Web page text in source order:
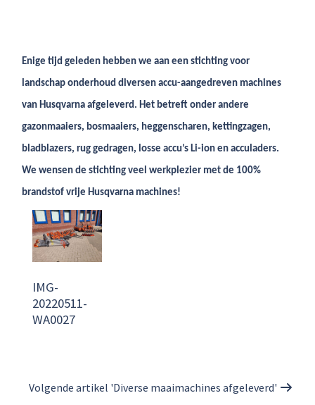
Enige tijd geleden hebben we aan een stichting voor
landschap onderhoud diversen accu-aangedreven machines
van Husqvarna afgeleverd. Het betreft onder andere
gazonmaaiers, bosmaaiers, heggenscharen, kettingzagen,
bladblazers, rug gedragen, losse accu’s Li-ion en acculaders.
We wensen de stichting veel werkplezier met de 100%
brandstof vrije Husqvarna machines!
IMG-
20220511-
WA0027
Volgende artikel 'Diverse maaimachines afgeleverd'